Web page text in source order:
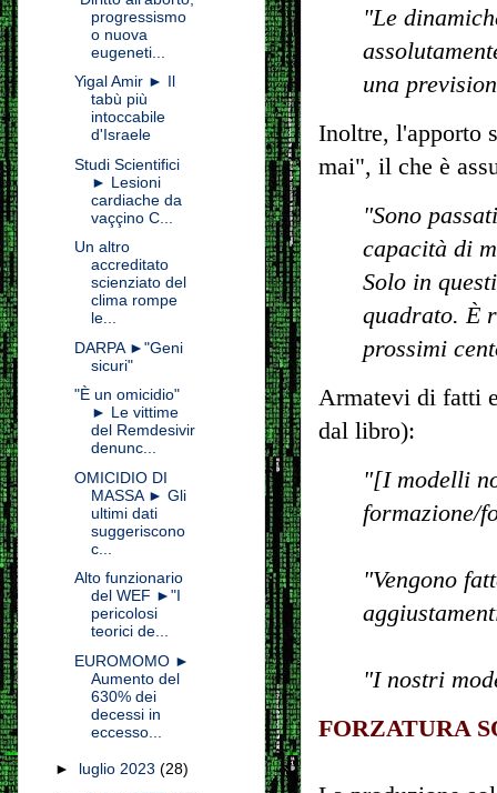
"Le
una
Inoltre, l'apporto
mai", il che è
"Sono
capacità di
Solo in
quadrato. È
prossimi
Armatevi di fatti
dal libro):
"[I modelli
formazione/
"Vengono
"I nostri
FORZATURA
progressismo
o nuova
eugeneti...
Yigal Amir ► Il
tabù più
intoccabile
d'Israele
Studi Scientifici
► Lesioni
cardiache da
vaççino C...
Un altro
accreditato
scienziato del
clima rompe
le...
DARPA ►"Geni
sicuri"
"È un omicidio"
► Le vittime
del Remdesivir
denunc...
OMICIDIO DI
MASSA ► Gli
ultimi dati
suggeriscono
c...
Alto funzionario
del WEF ►"I
pericolosi
teorici de...
EUROMOMO ►
Aumento del
630% dei
decessi in
eccesso...
► luglio 2023 (28)